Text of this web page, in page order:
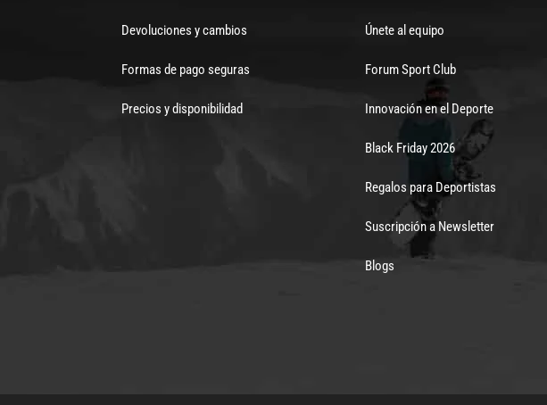
Devoluciones y cambios
Formas de pago seguras
Precios y disponibilidad
Únete al equipo
Forum Sport Club
Innovación en el Deporte
Black Friday 2026
Regalos para Deportistas
Suscripción a Newsletter
Blogs